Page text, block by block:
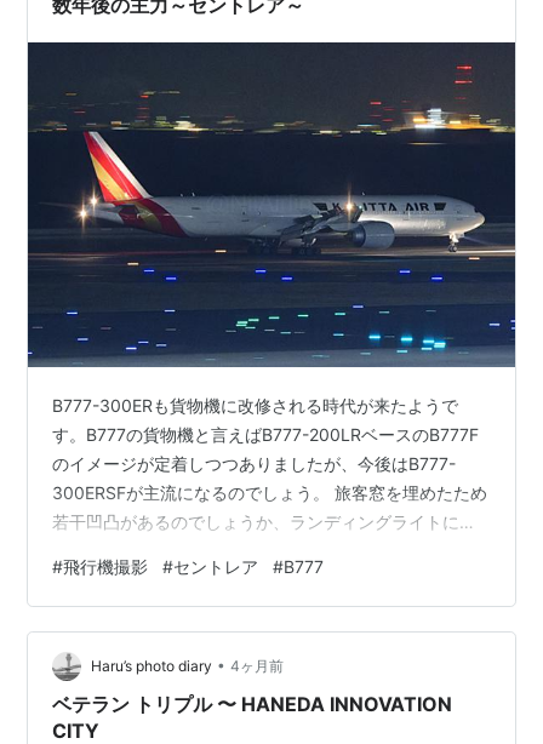
数年後の主力～セントレア～
B777-300ERも貨物機に改修される時代が来たようで
す。B777の貨物機と言えばB777-200LRベースのB777F
のイメージが定着しつつありましたが、今後はB777-
300ERSFが主流になるのでしょう。 旅客窓を埋めたため
若干凹凸があるのでしょうか、ランディングライトに照
#飛行機撮影 #セントレア #B777
Haru’s photo diary • 4ヶ月前
ベテラン トリプル 〜 HANEDA INNOVATION
CITY